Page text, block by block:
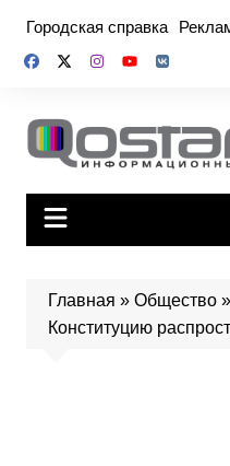
содержимому
Городская справка
Главная » Общество»
Конституцию